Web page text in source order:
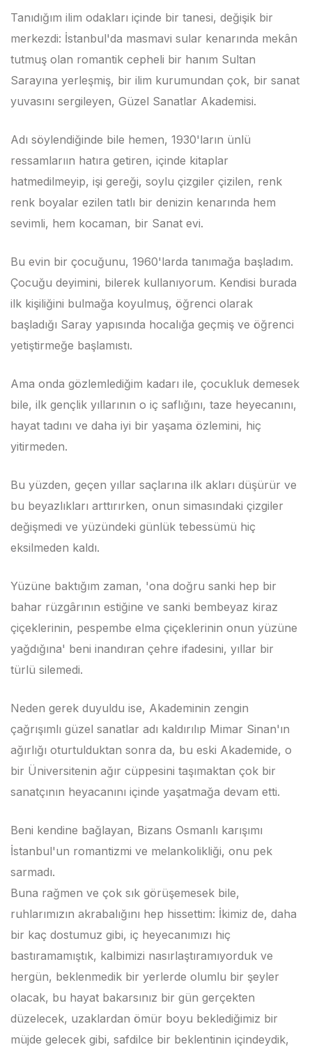
Tanıdığım ilim odakları içinde bir tanesi, değişik bir
merkezdi: İstanbul'da masmavi sular kenarında mekân
tutmuş olan romantik cepheli bir hanım Sultan
Sarayına yerleşmiş, bir ilim kurumundan çok, bir sanat
yuvasını sergileyen, Güzel Sanatlar Akademisi.
Adı söylendiğinde bile hemen, 1930'ların ünlü
ressamlarıın hatıra getiren, içinde kitaplar
hatmedilmeyip, işi gereği, soylu çizgiler çizilen, renk
renk boyalar ezilen tatlı bir denizin kenarında hem
sevimli, hem kocaman, bir Sanat evi.
Bu evin bir çocuğunu, 1960'larda tanımağa başladım.
Çocuğu deyimini, bilerek kullanıyorum. Kendisi burada
ilk kişiliğini bulmağa koyulmuş, öğrenci olarak
başladığı Saray yapısında hocalığa geçmiş ve öğrenci
yetiştirmeğe başlamıstı.
Ama onda gözlemlediğim kadarı ile, çocukluk demesek
bile, ilk gençlik yıllarının o iç saflığını, taze heyecanını,
hayat tadını ve daha iyi bir yaşama özlemini, hiç
yitirmeden.
Bu yüzden, geçen yıllar saçlarına ilk akları düşürür ve
bu beyazlıkları arttırırken, onun simasındaki çizgiler
değişmedi ve yüzündeki günlük tebessümü hiç
eksilmeden kaldı.
Yüzüne baktığım zaman, 'ona doğru sanki hep bir
bahar rüzgârının estiğine ve sanki bembeyaz kiraz
çiçeklerinin, pespembe elma çiçeklerinin onun yüzüne
yağdığına' beni inandıran çehre ifadesini, yıllar bir
türlü silemedi.
Neden gerek duyuldu ise, Akademinin zengin
çağrışımlı güzel sanatlar adı kaldırılıp Mimar Sinan'ın
ağırlığı oturtulduktan sonra da, bu eski Akademide, o
bir Üniversitenin ağır cüppesini taşımaktan çok bir
sanatçının heyacanını içinde yaşatmağa devam etti.
Beni kendine bağlayan, Bizans Osmanlı karışımı
İstanbul'un romantizmi ve melankolikliği, onu pek
sarmadı.
Buna rağmen ve çok sık görüşemesek bile,
ruhlarımızın akrabalığını hep hissettim: İkimiz de, daha
bir kaç dostumuz gibi, iç heyecanımızı hiç
bastıramamıştık, kalbimizi nasırlaştıramıyorduk ve
hergün, beklenmedik bir yerlerde olumlu bir şeyler
olacak, bu hayat bakarsınız bir gün gerçekten
düzelecek, uzaklardan ömür boyu beklediğimiz bir
müjde gelecek gibi, safdilce bir beklentinin içindeydik,